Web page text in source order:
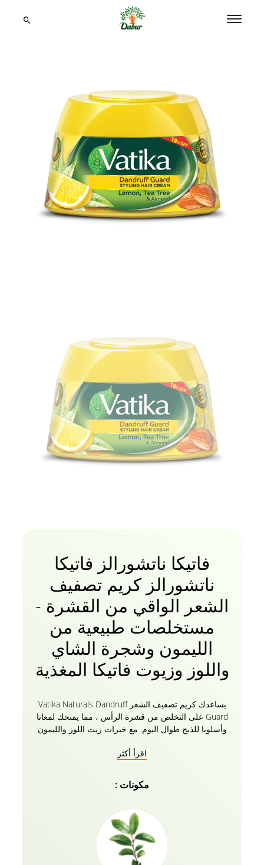
فاتيكا ناتشورالز فاتيكا
ناتشورالز كريم تصفيف
الشعر الواقي من القشرة -
مستخلصات طبيعية من
الليمون وشجرة الشاي
واللوز وزيوت فاتيكا المغذية
يساعدك كريم تصفيف الشعر Vatika Naturals Dandruff
Guard على التخلص من قشرة الرأس ، مما يمنحك لمعانا
وأسلوبا للذبح طوال اليوم. مع خيرات زيت اللوز والليمون
اترك كل ما يقلق من قشرة الرأس وراءك. امنح نفسك
اقرأ أكثر
مكونات :